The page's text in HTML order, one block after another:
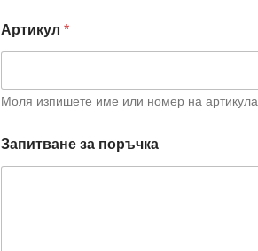
Артикул *
Моля изпишете име или номер на артикула.
Запитване за поръчка